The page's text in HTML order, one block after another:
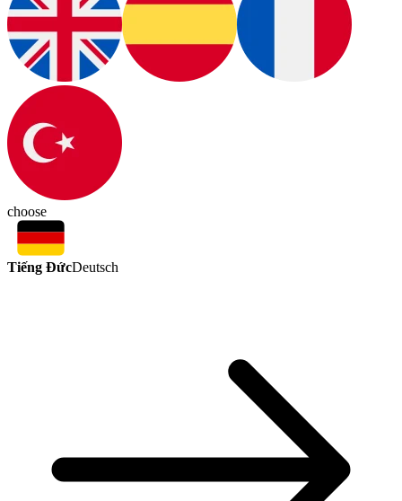
choose
Tiếng ĐứcDeutsch